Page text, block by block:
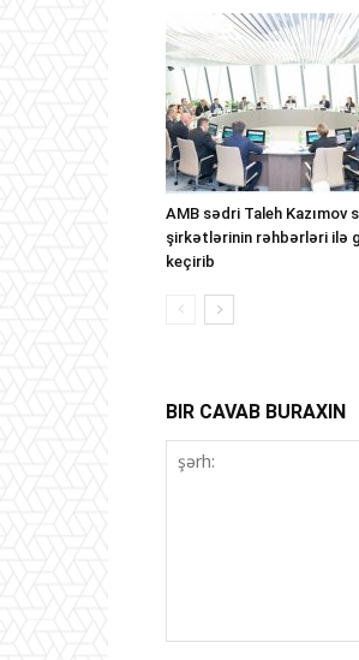
AMB sədri Taleh Kazımov
şirkətlərinin rəhbərləri ilə
keçirib
BIR CAVAB BURAXIN